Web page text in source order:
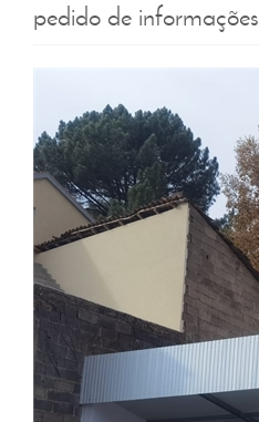
pedido de informações